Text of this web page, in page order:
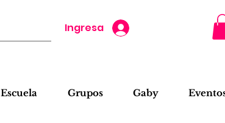
Ingresa
Escuela Grupos Gaby